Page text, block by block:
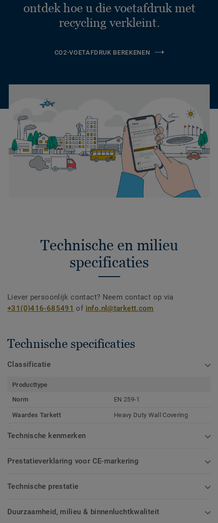
ontdek hoe u die voetafdruk met
recycling verkleint.
CO2-VOETAFDRUK BEREKENEN
Technische en milieu
specificaties
Liever persoonlijk contact? Neem contact op via
+31(0)416-685491 of info.nl@tarkett.com
Technische specificaties
Classificatie
Producttype
Norm
EN 259-1
Waardes Tarkett Heavy Duty Wall Covering
Technische kenmerken
Prestatieverklaring voor CE-markering
Technische prestatie
Duurzaamheid, milieu & binnenluchtkwaliteit